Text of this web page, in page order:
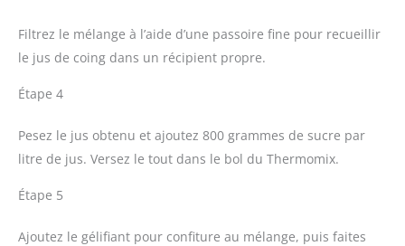
Filtrez le mélange à l’aide d’une passoire fine pour recueillir
le jus de coing dans un récipient propre.
Étape 4
Pesez le jus obtenu et ajoutez 800 grammes de sucre par
litre de jus. Versez le tout dans le bol du Thermomix.
Étape 5
Ajoutez le gélifiant pour confiture au mélange, puis faites